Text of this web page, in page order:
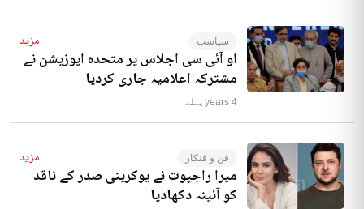
سیاست مزید
او آئی سی اجلاس پر متحدہ اپوزیشن نے
مشترکہ اعلامیہ جاری کردیا
4 years پہلے
فن و فنکار مزید
میرا راجپوت نے یوکرینی صدر کے ناقد
کو آئینہ دکھادیا